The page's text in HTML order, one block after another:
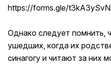
https://forms.gle/
Однако следует помнить,
ушедших, когда их
синагогу и читают за них